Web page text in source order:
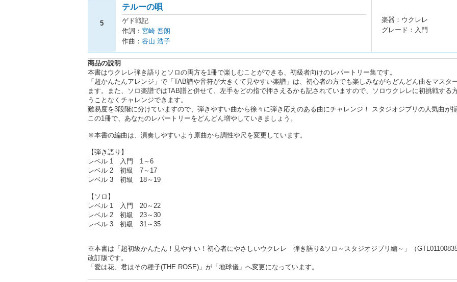
5
テルーの唄
ゲド戦記
作詞： 宮崎 吾朗
作曲： 谷山 浩子
楽器：ウクレレ
グレード：入門
商品の説明
本書はウクレレ弾き語りとソロの両方を1冊で楽しむことができる、初級者向けのレパートリー集です。
「超かんたんアレンジ」で「TAB譜や音符が大きくて見やすい楽譜」は、初心者の方でも楽しみながらどんどん曲をマスタ
ます。また、ソロ楽譜ではTAB譜と併せて、左手をどの指で押さえるかも記されていますので、ソロウクレレに初挑戦する
うことなくチャレンジできます。
難易度を3段階に分けていますので、弾きやすい曲から徐々に弾き応えのある曲にチャレンジ！ スタジオジブリの人気曲が
この1冊で、あなたのレパートリーをどんどん増やしていきましょう。
※本書の編曲は、演奏しやすいよう原曲から調性や尺を変更しています。
【弾き語り】
レベル 1 入門 1～6
レベル 2 初級 7～17
レベル 3 初級 18～19
【ソロ】
レベル 1 入門 20～22
レベル 2 初級 23～30
レベル 3 初級 31～35
※本書は「超初級かんたん！見やすい！初心者にやさしいウクレレ 弾き語り&ソロ～スタジオジブリ編～」（
改訂版です。
「愛は花、君はその種子(THE ROSE)」が「地球儀」へ変更になっています。